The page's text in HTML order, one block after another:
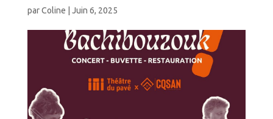
parColine Juin 6, 2025